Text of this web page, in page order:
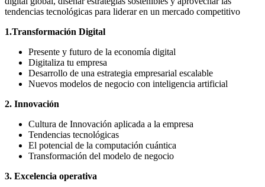
tendencias tecnológicas para liderar en un mercado competitivo
1.Transformación Digital
Presente y futuro de la economía digital
Digitaliza tu empresa
Desarrollo de una estrategia empresarial escalable
Nuevos modelos de negocio con inteligencia artificial
2. Innovación
Cultura de Innovación aplicada a la empresa
Tendencias tecnológicas
El potencial de la computación cuántica
Transformación del modelo de negocio
3. Excelencia operativa